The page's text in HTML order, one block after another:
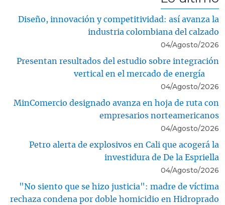
Diseño, innovación y competitividad: así avanza la
industria colombiana del calzado
04/Agosto/2026
Presentan resultados del estudio sobre integración
vertical en el mercado de energía
04/Agosto/2026
MinComercio designado avanza en hoja de ruta con
empresarios norteamericanos
04/Agosto/2026
Petro alerta de explosivos en Cali que acogerá la
investidura de De la Espriella
04/Agosto/2026
"No siento que se hizo justicia": madre de víctima
rechaza condena por doble homicidio en Hidroprado